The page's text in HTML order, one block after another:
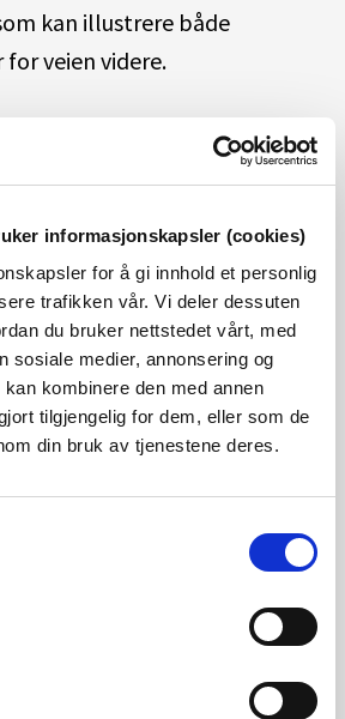
informasjonskapsler (cookies)
for å gi innhold et personlig
trafikken vår. Vi deler dessuten
du bruker nettstedet vårt, med
sosiale medier, annonsering og
kombinere den med annen
tilgjengelig for dem, eller som de
din bruk av tjenestene deres.
kan illustrere både
veien videre.
MAI 2019